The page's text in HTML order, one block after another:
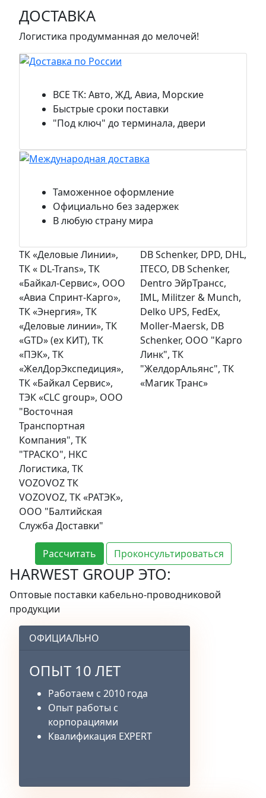
ДОСТАВКА
Логистика продумманная до мелочей!
Доставка по России
ВСЕ ТК: Авто, ЖД, Авиа, Морские
Быстрые сроки поставки
"Под ключ" до терминала, двери
Международная доставка
Таможенное оформление
Официально без задержек
В любую страну мира
ТК «Деловые Линии»,
ТК « DL-Trans», ТК
«Байкал-Сервис», ООО
«Авиа Спринт-Карго»,
ТК «Энергия», ТК
«Деловые линии», ТК
«GTD» (ex КИТ), ТК
«ПЭК», ТК
«ЖелДорЭкспедиция»,
ТК «Байкал Сервис»,
ТЭК «CLC group», OOO
"Восточная
Транспортная
Компания", ТК
"ТРАСКО", НКС
Логистика, ТК
VOZOVOZ ТК
VOZOVOZ, ТК «РАТЭК»,
ООО "Балтийская
Служба Доставки"
DB Schenker, DPD, DHL,
ITECO, DB Schenker,
Dentro ЭйрТрансс,
IML, Militzer & Munch,
Delko UPS, FedEx,
Moller-Maersk, DB
Schenker, ООО "Карго
Линк", ТК
"ЖелдорАльянс", ТК
«Магик Транс»
Рассчитать Проконсультироваться
HARWEST GROUP ЭТО:
Оптовые поставки кабельно-проводниковой
продукции
ОФИЦИАЛЬНО
ОПЫТ 10 ЛЕТ
Работаем с 2010 года
Опыт работы с
корпорациями
Квалификация EXPERT